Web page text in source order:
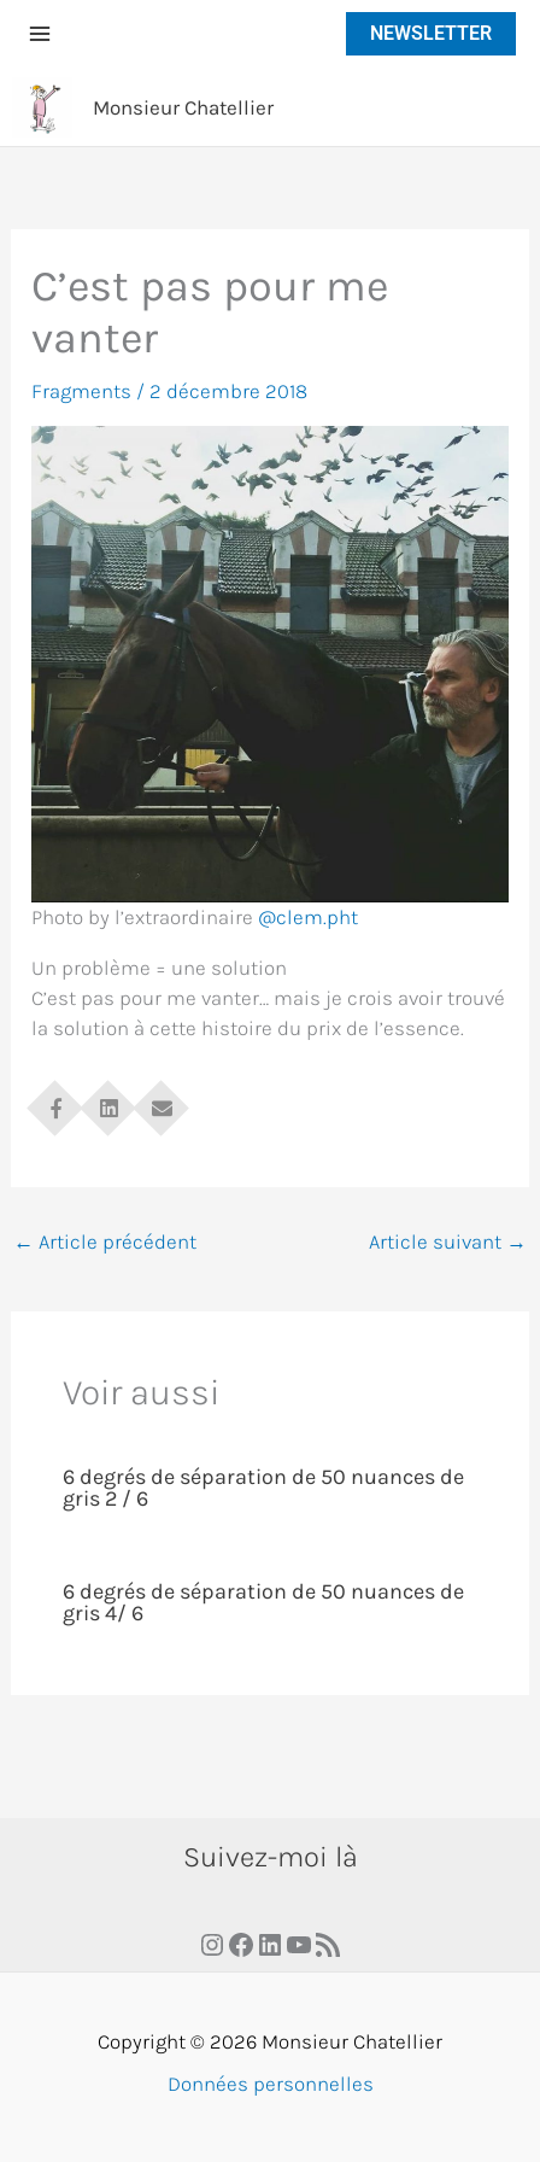
NEWSLETTER
Monsieur Chatellier
C’est pas pour me
vanter
Fragments / 2 décembre 2018
Photo by l’extraordinaire @clem.pht
Un problème = une solution
C’est pas pour me vanter… mais je crois avoir trouvé
la solution à cette histoire du prix de l’essence.
← Article précédent Article suivant →
Voir aussi
6 degrés de séparation de 50 nuances de
gris 2 / 6
6 degrés de séparation de 50 nuances de
gris 4/ 6
Suivez-moi là
Instagram
Facebook
LinkedIn
YouTube
RSS Feed
Copyright © 2026 Monsieur Chatellier
Données personnelles